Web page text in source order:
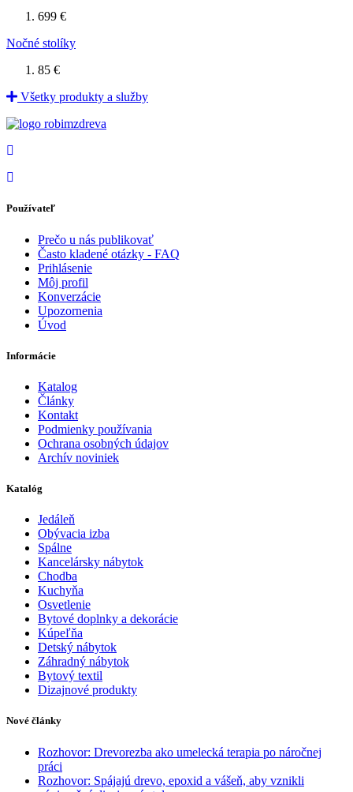
699 €
Nočné stolíky
85 €
Všetky produkty a služby
Používateľ
Prečo u nás publikovať
Často kladené otázky - FAQ
Prihlásenie
Môj profil
Konverzácie
Upozornenia
Úvod
Informácie
Katalog
Články
Kontakt
Podmienky používania
Ochrana osobných údajov
Archív noviniek
Katalóg
Jedáleň
Obývacia izba
Spálne
Kancelársky nábytok
Chodba
Kuchyňa
Osvetlenie
Bytové doplnky a dekorácie
Kúpeľňa
Detský nábytok
Záhradný nábytok
Bytový textil
Dizajnové produkty
Nové články
Rozhovor: Drevorezba ako umelecká terapia po náročnej
práci
Rozhovor: Spájajú drevo, epoxid a vášeň, aby vznikli